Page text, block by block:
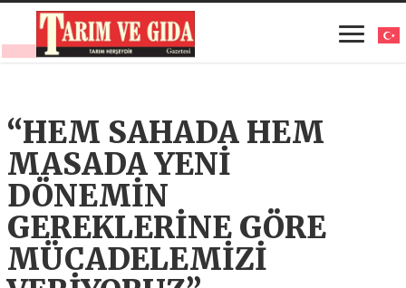
“HEM SAHADA HEM
MASADA YENİ
DÖNEMİN
GEREKLERİNE GÖRE
MÜCADELEMİZİ